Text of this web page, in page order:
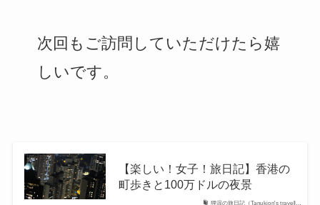
次回もご訪問していただけたら嬉
しいです。
狸温の旅日記（Tanukion's travell…
【楽しい！女子！旅日記】香港の
町歩きと100万ドルの夜景